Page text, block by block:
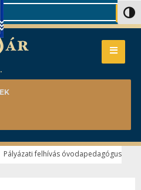
Pályázati felhívás óvodapedagógus